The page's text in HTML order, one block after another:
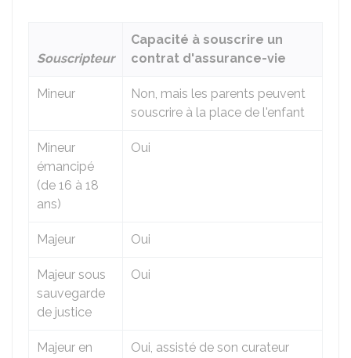
Souscripteur
Capacité à souscrire un
contrat d'assurance-vie
Mineur
Non, mais les parents peuvent
souscrire à la place de l'enfant
Mineur
émancipé
(de 16 à 18
ans)
Oui
Majeur Oui
Majeur sous
sauvegarde
de justice
Oui
Majeur en
Oui, assisté de son curateur